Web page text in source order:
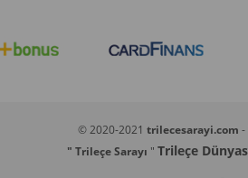
© 2020-2021 trilecesarayi.com -
" Trileçe Sarayı " Trileçe